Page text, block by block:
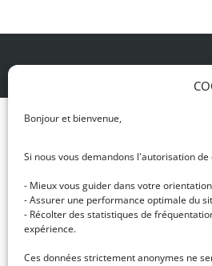
Bonjour et bienvenue,
Si nous vous demandons l'autorisation
- Mieux vous guider dans votre
- Assurer une performance optimale du
- Récolter des statistiques de
expérience.
Ces données strictement anonymes ne
© DJ NETWORK